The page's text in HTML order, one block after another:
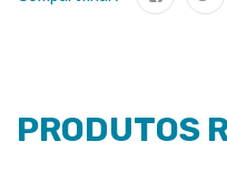
PRODUTOS